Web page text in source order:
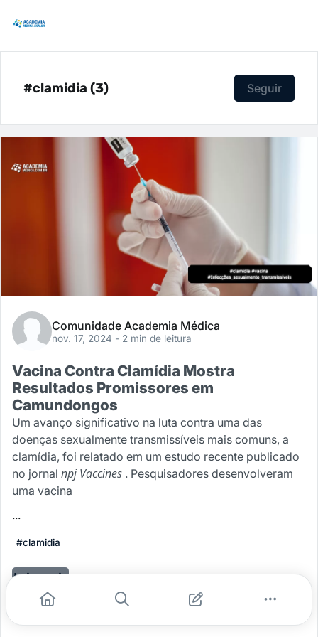
#clamidia (3) Seguir
Comunidade Academia Médica
nov. 17, 2024 - 2 min de leitura
Vacina Contra Clamídia Mostra
Resultados Promissores em
Camundongos
Um avanço significativo na luta contra uma das
doenças sexualmente transmissíveis mais comuns, a
clamídia, foi relatado em um estudo recente publicado
no jornal npj Vaccines . Pesquisadores desenvolveram
uma vacina
...
#clamidia
Leia mais